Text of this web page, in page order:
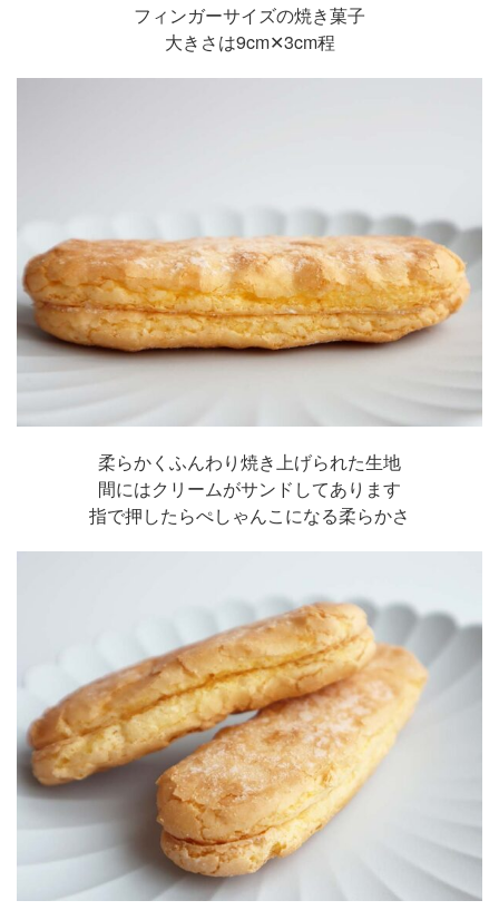
フィンガーサイズの焼き菓子
大きさは9cm✕3cm程
柔らかくふんわり焼き上げられた生地
間にはクリームがサンドしてあります
指で押したらぺしゃんこになる柔らかさ